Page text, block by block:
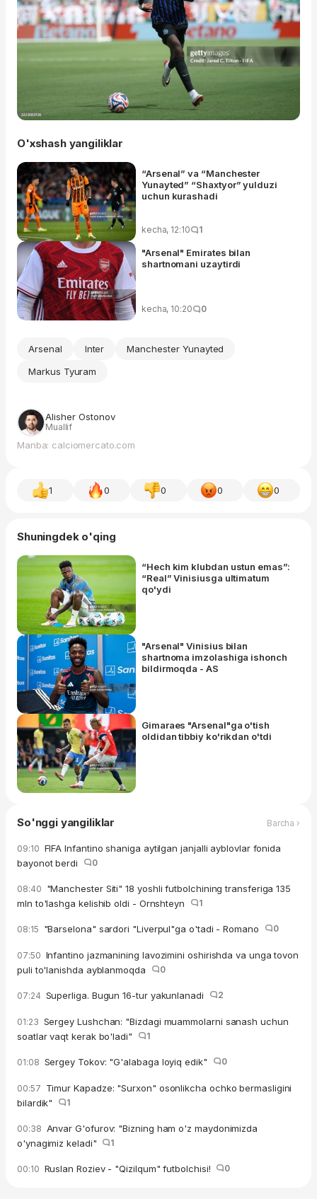
O'xshash yangiliklar
“Arsenal” va “Manchester
Yunayted” “Shaxtyor” yulduzi
uchun kurashadi
kecha, 12:10 1
"Arsenal" Emirates bilan
shartnomani uzaytirdi
kecha, 10:20 0
Arsenal Inter
Manchester Yunayted
Markus Tyuram
Alisher Ostonov
Muallif
Manba: calciomercato.com
1 0 0 0 0
Shuningdek o'qing
“Hech kim klubdan ustun emas”:
“Real” Vinisiusga ultimatum
qo'ydi
"Arsenal" Vinisius bilan
shartnoma imzolashiga ishonch
bildirmoqda - AS
Gimaraes "Arsenal"ga o'tish
oldidan tibbiy ko'rikdan o'tdi
So'nggi yangiliklar Barcha ›
09:10 FIFA Infantino shaniga aytilgan janjalli ayblovlar fonida
bayonot berdi
0
08:40 "Manchester Siti" 18 yoshli futbolchining transferiga 135
mln to'lashga kelishib oldi - Ornshteyn
1
08:15 "Barselona" sardori "Liverpul"ga o'tadi - Romano 0
07:50 Infantino jazmanining lavozimini oshirishda va unga tovon
puli to'lanishda ayblanmoqda
0
07:24 Superliga. Bugun 16-tur yakunlanadi 2
01:23 Sergey Lushchan: "Bizdagi muammolarni sanash uchun
soatlar vaqt kerak bo'ladi"
1
01:08 Sergey Tokov: "G'alabaga loyiq edik" 0
00:57 Timur Kapadze: "Surxon" osonlikcha ochko bermasligini
bilardik"
1
00:38 Anvar G'ofurov: "Bizning ham o'z maydonimizda
o'ynagimiz keladi"
1
00:10 Ruslan Roziev - "Qizilqum" futbolchisi! 0